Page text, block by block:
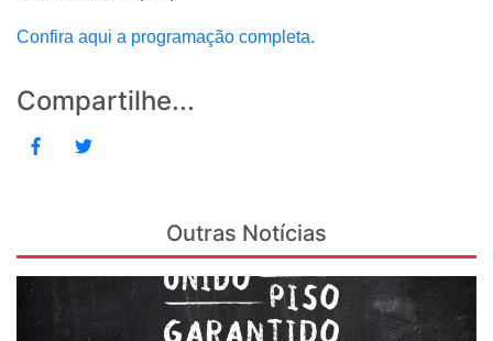
Confira aqui a programação completa.
Compartilhe...
Outras Notícias